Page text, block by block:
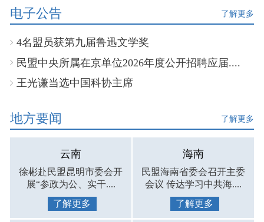
电子公告 了解更多
4名盟员获第九届鲁迅文学奖
民盟中央所属在京单位2026年度公开招聘应届....
王光谦当选中国科协主席
地方要闻 了解更多
云南
徐彬赴民盟昆明市委会开
展“参政为公、实干....
了解更多
海南
民盟海南省委会召开主委
会议 传达学习中共海....
了解更多